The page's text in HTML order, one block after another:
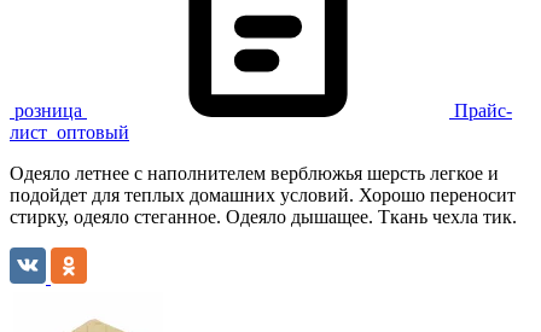
розница
Прайс-
лист оптовый
Одеяло летнее с наполнителем верблюжья шерсть легкое и
подойдет для теплых домашних условий. Хорошо переносит
стирку, одеяло стеганное. Одеяло дышащее. Ткань чехла тик.